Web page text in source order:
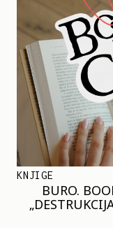
KNJIGE
BURO.